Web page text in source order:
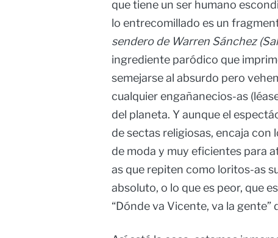
que tiene un ser humano
lo entrecomillado es un
sendero de Warren Sánchez
ingrediente paródico que
semejarse al absurdo pero
cualquier engañanecios-as
del planeta. Y aunque el
de sectas religiosas, encaja con
de moda y muy eficientes para
as que repiten como loritos-as
absoluto, o lo que es peor, que
“Dónde va Vicente, va la gente”